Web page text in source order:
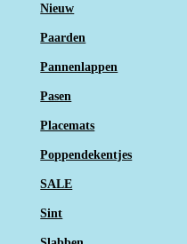
Nieuw
Paarden
Pannenlappen
Pasen
Placemats
Poppendekentjes
SALE
Sint